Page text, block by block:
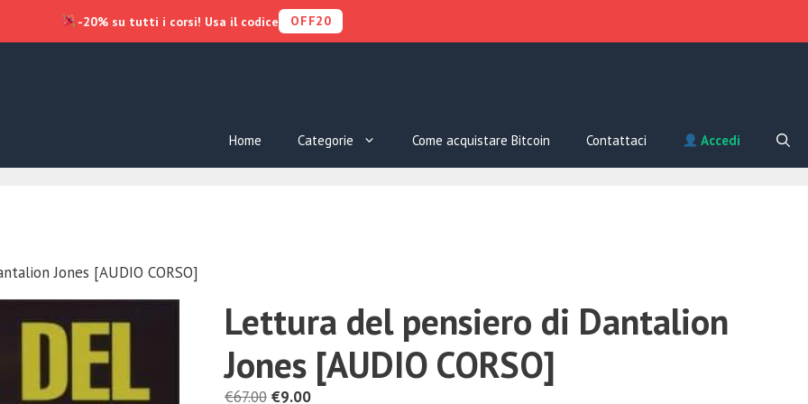
Home Categorie Come acquistare Bitcoin Contattaci Accedi
Jones [AUDIO CORSO]
Lettura del pensiero di Dantalion
Jones [AUDIO CORSO]
€67.00 Il
€9.00Il
-20% su tutti i corsi! Usa il codice OFF20